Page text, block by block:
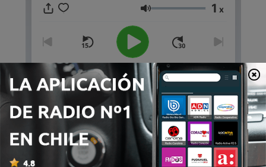
Volumen 1 x
00:00 00:00
Episodios
1 - Pragmatics
08 sep. 2021